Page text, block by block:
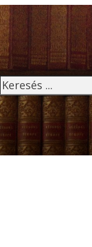
Keresés